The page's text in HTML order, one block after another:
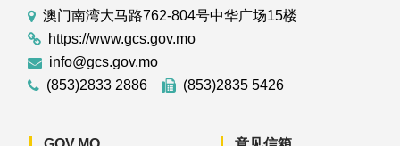
澳门南湾大马路762-804号中华广场15楼
https://www.gcs.gov.mo
info@gcs.gov.mo
(853)2833 2886
(853)2835 5426